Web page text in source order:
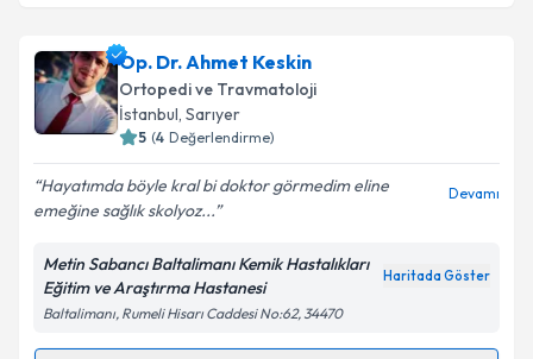
Op. Dr. Ahmet Keskin
Ortopedi ve Travmatoloji
İstanbul, Sarıyer
5 (4 Değerlendirme)
Hayatımda böyle kral bi doktor görmedim eline
emeğine sağlık skolyoz...
Devamı
Metin Sabancı Baltalimanı Kemik Hastalıkları
Eğitim ve Araştırma Hastanesi
Haritada Göster
Baltalimanı, Rumeli Hisarı Caddesi No:62, 34470